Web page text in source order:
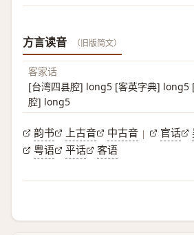
方言读音 （旧版简文）
客家话
[台湾四县腔] long5 [客英字典] long5
腔] long5
韵书 上古音 中古音 | 官话
粤语
平话 客语